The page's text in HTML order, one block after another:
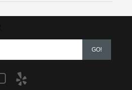
GO!